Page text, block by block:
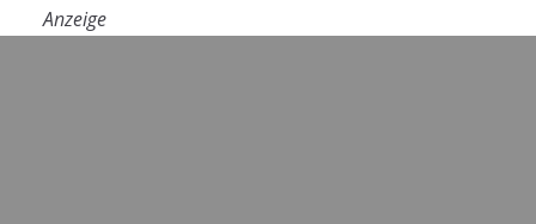
Anzeige